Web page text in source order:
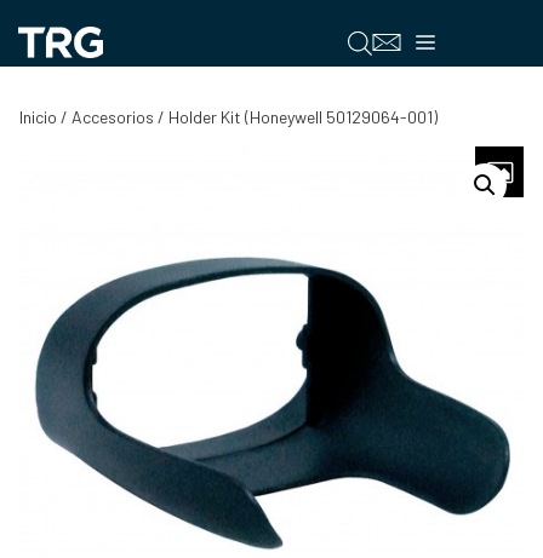
contenido
Menú
Inicio / Accesorios / Holder Kit (Honeywell 50129064-001)